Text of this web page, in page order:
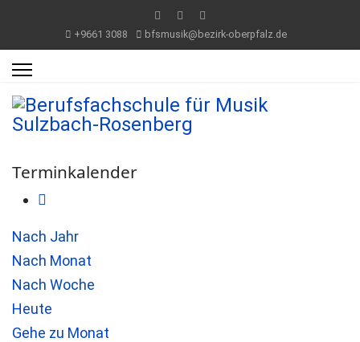
+9661 3088 bfsmusik@bezirk-oberpfalz.de
Terminkalender
Nach Jahr
Nach Monat
Nach Woche
Heute
Gehe zu Monat